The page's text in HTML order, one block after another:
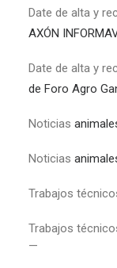
Date de alta y
AXÓN
Date de alta y
de Foro Agro
Noticias
Noticias
Trabajos
Trabajos
—